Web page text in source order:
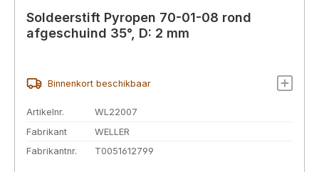
Soldeerstift Pyropen 70-01-08 rond
afgeschuind 35°, D: 2 mm
Binnenkort beschikbaar
Artikelnr.
WL22007
Fabrikant
WELLER
Fabrikantnr.
T0051612799